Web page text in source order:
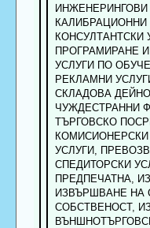
ИНЖЕНЕРИНГОВИ
КАЛИБРАЦИОННИ
КОНСУЛТАНТСКИ
ПРОГРАМИРАНЕ
УСЛУГИ ПО
РЕКЛАМНИ
СКЛАДОВА
ЧУЖДЕСТРАННИ
ТЪРГОВСКО
КОМИСИОНЕРСКИ
УСЛУГИ,
СПЕДИТОРСКИ
ПРЕДПЕЧАТНА,
ИЗВЪРШВАНЕ НА
СОБСТВЕНОСТ,